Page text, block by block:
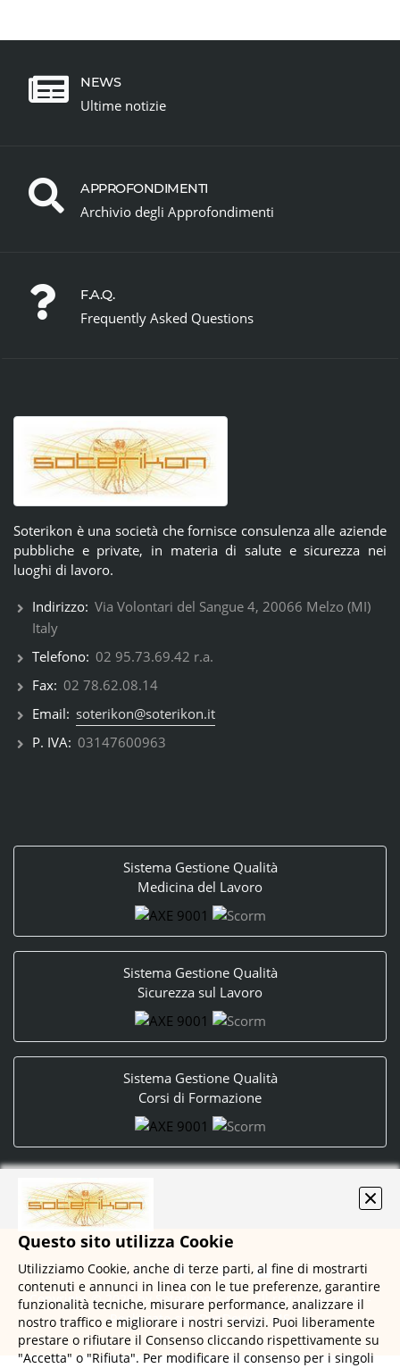
NEWS
Ultime notizie
APPROFONDIMENTI
Archivio degli Approfondimenti
F.A.Q.
Frequently Asked Questions
Soterikon è una società che fornisce consulenza alle aziende
pubbliche e private, in materia di salute e sicurezza nei
luoghi di lavoro.
Indirizzo: Via Volontari del Sangue 4, 20066 Melzo (MI)
Italy
Telefono: 02 95.73.69.42 r.a.
Fax: 02 78.62.08.14
Email: soterikon@soterikon.it
P. IVA: 03147600963
Sistema Gestione Qualità
Medicina del Lavoro
Sistema Gestione Qualità
Sicurezza sul Lavoro
Sistema Gestione Qualità
Corsi di Formazione
Copyright © 2020 by Soterikon S.r.l. - All rights reserved -
Realizzato conDynDevice LMS
Questo sito utilizza Cookie
Utilizziamo Cookie, anche di terze parti, al fine di mostrarti
contenuti e annunci in linea con le tue preferenze, garantire
funzionalità tecniche, misurare performance, analizzare il
nostro traffico e migliorare i nostri servizi. Puoi liberamente
prestare o rifiutare il Consenso cliccando rispettivamente su
"Accetta" o "Rifiuta". Per modificare il consenso per i singoli